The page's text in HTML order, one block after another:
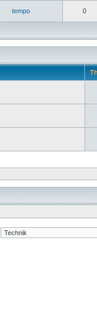
tempo 0